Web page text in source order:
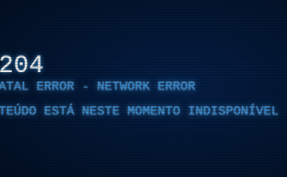
ERROR - NETWORK ERROR
ESTÁ NESTE MOMENTO INDISPONÍVEL